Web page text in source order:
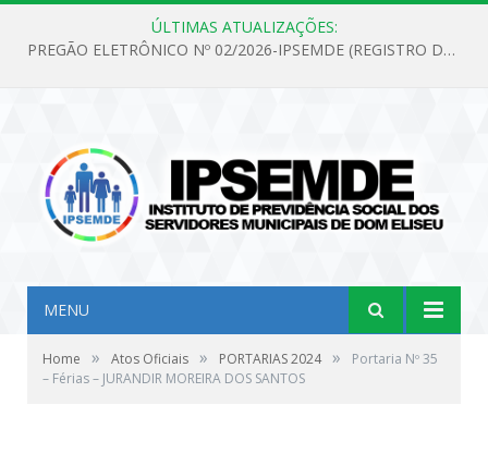
ÚLTIMAS ATUALIZAÇÕES:
PREGÃO ELETRÔNICO Nº 02/2026-IPSEMDE (REGISTRO DE PREÇOS PARA FUTURA E EVENTUAL AQUISIÇÃO DE MATERIAL DE LIMPEZA E GÊNEROS ALIMENTÍCIOS PARA ATENDER AS NECESSIDADES DO INSTITUTO DE PREVIDÊNCIA SOCIAL DOS SERVIDORES MUNICIPAIS DE DOM ELISEU.)
MENU
Home » Atos Oficiais » PORTARIAS 2024 »
Portaria Nº 35
– Férias – JURANDIR MOREIRA DOS SANTOS